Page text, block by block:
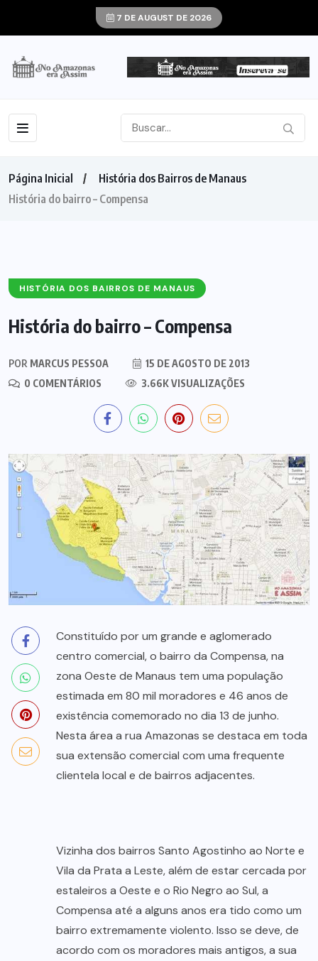
7 DE AUGUST DE 2026
Página Inicial
História dos Bairros de Manaus
História do bairro – Compensa
HISTÓRIA DOS BAIRROS DE MANAUS
História do bairro – Compensa
POR MARCUS PESSOA
15 DE AGOSTO DE 2013
0 COMENTÁRIOS
3.66K VISUALIZAÇÕES
Constituído por um grande e aglomerado
centro comercial, o bairro da Compensa, na
zona Oeste de Manaus tem uma população
estimada em 80 mil moradores e 46 anos de
existência comemorado no dia 13 de junho.
Nesta área a rua Amazonas se destaca em toda
sua extensão comercial com uma frequente
clientela local e de bairros adjacentes.
Vizinha dos bairros Santo Agostinho ao Norte e
Vila da Prata a Leste, além de estar cercada por
estaleiros a Oeste e o Rio Negro ao Sul, a
Compensa até a alguns anos era tido como um
bairro extremamente violento. Isso se deve, de
acordo com os moradores mais antigos, a sua